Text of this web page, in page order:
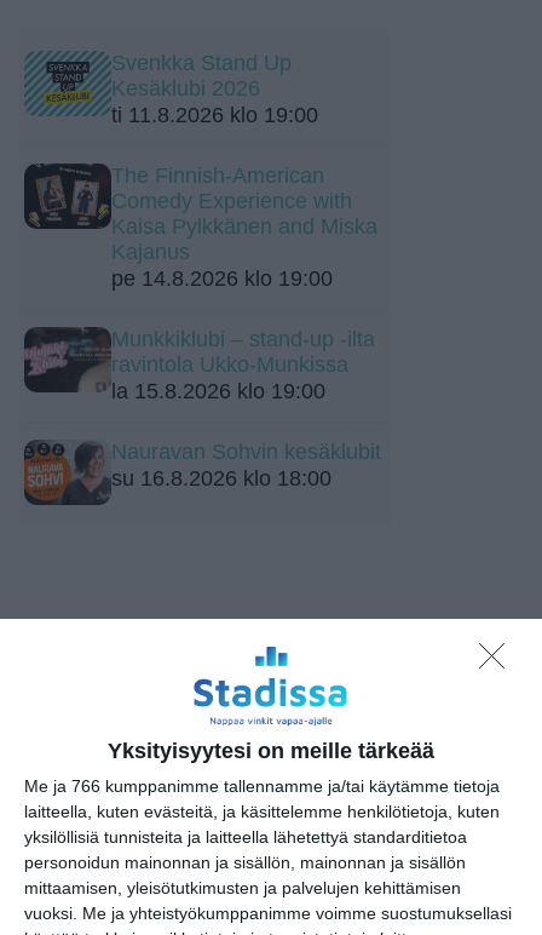
Yksityisyytesi on meille tärkeää
Me ja 766 kumppanimme tallennamme ja/tai käytämme tietoja
laitteella, kuten evästeitä, ja käsittelemme henkilötietoja, kuten
yksilöllisiä tunnisteita ja laitteella lähetettyä standarditietoa
personoidun mainonnan ja sisällön, mainonnan ja sisällön
mittaamisen, yleisötutkimusten ja palvelujen kehittämisen
vuoksi. Me ja yhteistyökumppanimme voimme suostumuksellasi
Svenkka Stand Up
Kesäklubi 2026
ti 11.8.2026 klo 19:00
The Finnish-American
Comedy Experience with
Kaisa Pylkkänen and Miska
Kajanus
pe 14.8.2026 klo 19:00
Munkkiklubi – stand-up -ilta
ravintola Ukko-Munkissa
la 15.8.2026 klo 19:00
Nauravan Sohvin kesäklubit
su 16.8.2026 klo 18:00
Elokuussa nautitaan
tunnelmallisista
elokuvista ulkona
Lue lisää
Bassot jyrisevät Koffin
puistossa Taiteiden